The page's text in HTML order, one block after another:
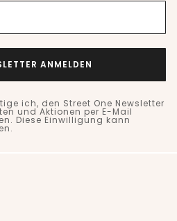
ANMELDEN
ich, den Street One Newsletter
und Aktionen per E-Mail
Diese Einwilligung kann